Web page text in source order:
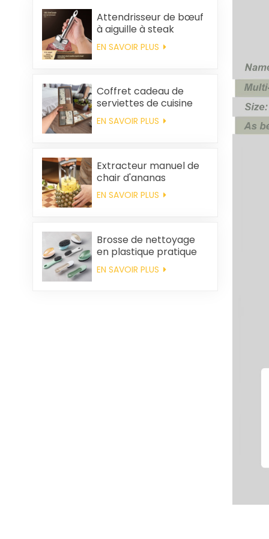
Attendrisseur de bœuf
à aiguille à steak
EN SAVOIR PLUS
Coffret cadeau de
serviettes de cuisine
carrées et chiffons en
coton personnalisés,
ménager
EN SAVOIR PLUS
Extracteur manuel de
chair d'ananas
EN SAVOIR PLUS
Brosse de nettoyage
en plastique pratique
en gros
EN SAVOIR PLUS